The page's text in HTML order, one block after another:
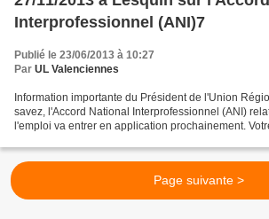
Interprofessionnel (ANI)7
Publié le 23/06/2013 à 10:27
Par UL Valenciennes
Information importante du Président de l'Union
savez, l'Accord National Interprofessionnel (ANI)
l'emploi va entrer en application prochainement.
Page suivante >